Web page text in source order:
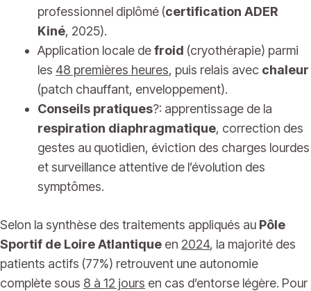
professionnel diplômé (certification ADER
Kiné, 2025).
Application locale defroid (cryothérapie) parmi
les 48 premières heures, puis relais avec chaleur
(patch chauffant, enveloppement).
Conseils pratiques?: apprentissage de la
respiration diaphragmatique, correction des
gestes au quotidien, éviction des charges lourdes
et surveillance attentive de l’évolution des
symptômes.
Selon la synthèse des traitements appliqués au Pôle
Sportif de Loire Atlantique en 2024, la majorité des
patients actifs (77%) retrouvent une autonomie
complète sous 8 à 12 jours en cas d’entorse légère. Pour